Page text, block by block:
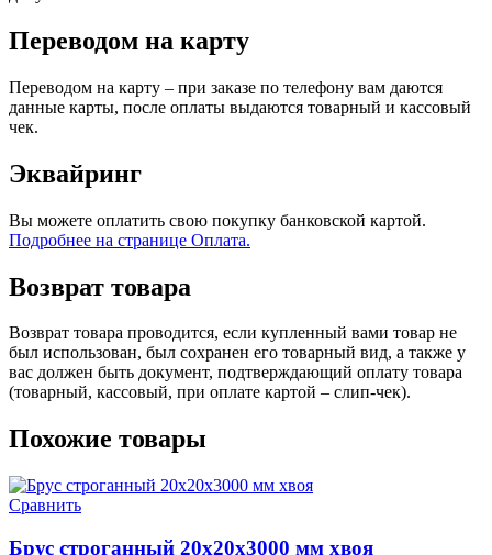
Переводом на карту
Переводом на карту – при заказе по телефону вам даются
данные карты, после оплаты выдаются товарный и кассовый
чек.
Эквайринг
Вы можете оплатить свою покупку банковской картой.
Подробнее на странице Оплата.
Возврат товара
Возврат товара проводится, если купленный вами товар не
был использован, был сохранен его товарный вид, а также у
вас должен быть документ, подтверждающий оплату товара
(товарный, кассовый, при оплате картой – слип-чек).
Похожие товары
Сравнить
Брус строганный 20х20х3000 мм хвоя